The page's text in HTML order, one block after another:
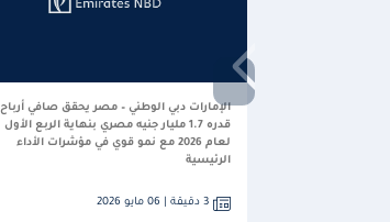
الإمارات دبي الوطني – مصر يحقق صافي أرباح
قدره 1.7 مليار جنيه مصري بنهاية الربع الأول
لعام 2026 مع نمو قوي في مؤشرات الأداء
الرئيسية
3 دقيقة | 06 مايو 2026